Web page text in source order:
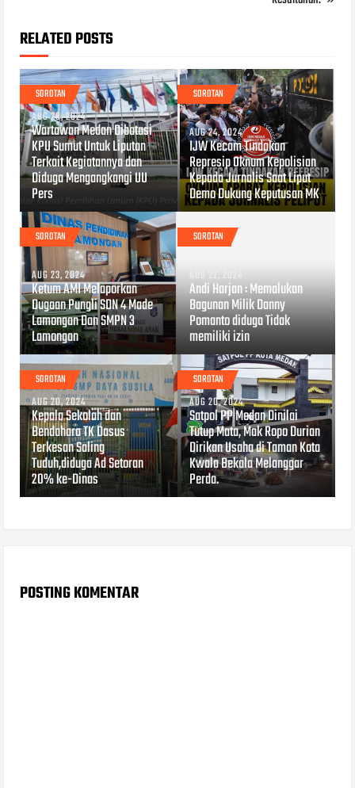
RELATED POSTS
SOROTAN
AUG 28, 2024
Wartawan Medan Dibatasi
KPU Sumut Untuk Liputan
Terkait Kegiatannya dan
Diduga Mengangkangi UU
Pers
SOROTAN
AUG 24, 2024
IJW Kecam Tindakan
Represip Oknum Kepolisian
Kepada Jurnalis Saat Liput
Demo Dukung Keputusan MK
SOROTAN
AUG 23, 2024
Ketum AMI Melaporkan
Dugaan Pungli SDN 4 Made
Lamongan Dan SMPN 3
Lamongan
SOROTAN
AUG 22, 2024
Andi Harjan : Memalukan
Bagunan Milik Danny
Pomanto diduga Tidak
memiliki izin
SOROTAN
AUG 20, 2024
Kepala Sekolah dan
Bendahara TK Dasus
Terkesan Saling
Tuduh,diduga Ad Setoran
20% ke-Dinas
SOROTAN
AUG 20, 2024
Satpol PP Medan Dinilai
Tutup Mata, Mak Ropo Durian
Dirikan Usaha di Taman Kota
Kwala Bekala Melanggar
Perda.
POSTING KOMENTAR